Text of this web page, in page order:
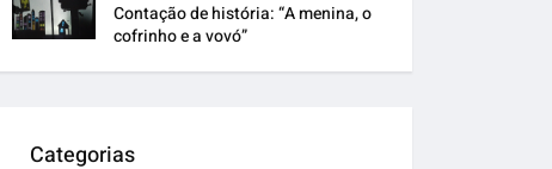
Contação de história: “A menina, o
cofrinho e a vovó”
Categorias